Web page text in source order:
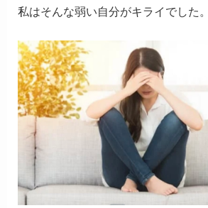
私はそんな弱い自分がキライでした。